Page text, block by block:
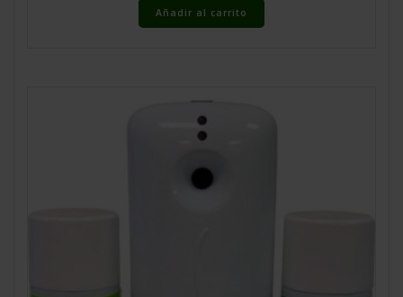
Añadir al carrito